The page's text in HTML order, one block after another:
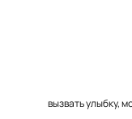
вызвать улыбку,